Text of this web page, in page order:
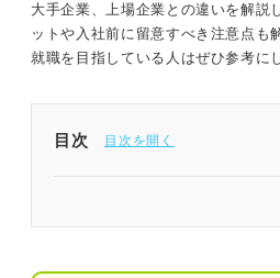
大手企業、上場企業との違いを解説
ットや入社前に留意すべき注意点も
就職を目指している人はぜひ参考に
目次